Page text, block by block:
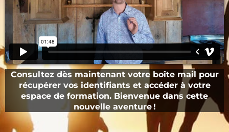
Consultez dès maintenant votre boîte mail pour
récupérer vos identifiants et accéder à votre
espace de formation. Bienvenue dans cette
nouvelle aventure !